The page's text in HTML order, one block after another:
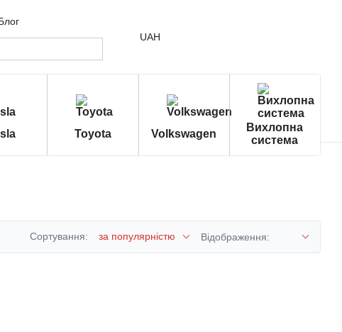
UAH
Toyota Volkswagen
Вихлопна
система
Сортування: за популярністю Відображення: